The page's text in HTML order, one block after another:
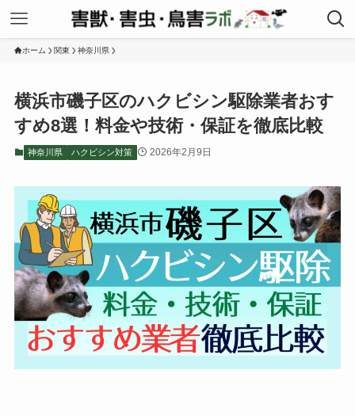
ホーム 関東 神奈川県
横浜市磯子区のハクビシン駆除業者おす
すめ8選！料金や技術・保証を徹底比較
神奈川県 ハクビシン対策 2026年2月9日